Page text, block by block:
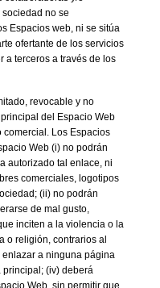
no se
Espacios web, ni se sitúa
ofertante de los servicios
a terceros a través de los
revocable y no
del Espacio Web
Los Espacios
Web (i) no podrán
autorizado tal enlace, ni
comerciales, logotipos
(ii) no podrán
de mal gusto,
inciten a la violencia o la
o religión, contrarios al
a ninguna página
(iv) deberá
Web, sin permitir que